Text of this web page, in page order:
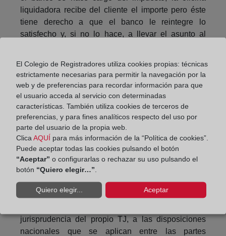
liquidadora recibe del cliente el importe pero éste
tiene derecho a que el banco le reintegre lo
satisfecho y, si no lo hace, a llevar el asunto al
Pero, claro, si lo pactado es lo contrario y coincide
con lo que estipula la legislación tributaria, es decir,
que el impuesto lo paga el cliente, no puede éste ni
negarse a pagar frente a Hacienda ni pedir al banco
que le devuelva el importe. No existe razón que lo
justifique.
Se han anunciado recursos ante el TJUE buscando
en Luxemburgo una rectificación de la doctrina del
TS español, como la que se obtuvo respecto de las
cláusulas suelo. No creo que sea esa la vía porque
la legislación comunitaria de protección de los
jurisprudencia del propio TJ, a las disposiciones
nacionales que se aplican entre las partes
El Colegio de Registradores utiliza cookies propias: técnicas
estrictamente necesarias para permitir la navegación por la
web y de preferencias para recordar información para que
el usuario acceda al servicio con determinadas
características. También utiliza cookies de terceros de
preferencias, y para fines analíticos respecto del uso por
parte del usuario de la propia web.
Clica AQUÍ para más información de la “Política de cookies”.
Puede aceptar todas las cookies pulsando el botón
“Aceptar” o configurarlas o rechazar su uso pulsando el
botón “Quiero elegir…”
Quiero elegir... Aceptar